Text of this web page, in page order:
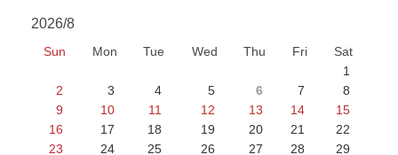
2026/8
Sun Mon Tue Wed Thu Fri
Sat
1
2
3 4 5 6 7
8
9
10 11 12 13 14
15
16
17 18 19 20 21
22
23
24 25 26 27 28
29